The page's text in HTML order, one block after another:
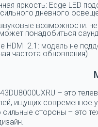
яркость: Edge LED
дневного
возможности:
понадобиться
HDMI 2.1: модель не
частота обновления).
– это
ищущих современное
сильные стороны – это